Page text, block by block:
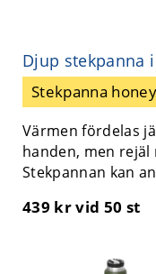
Djup stekpanna
Stekpanna honey
Värmen fördelas
handen, men
Stekpannan kan
439 krvid 50 st